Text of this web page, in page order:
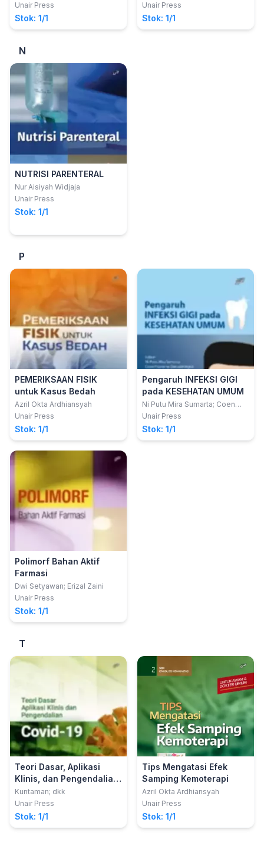
Unair Press
Stok: 1/1
Unair Press
Stok: 1/1
N
NUTRISI PARENTERAL
Nur Aisiyah Widjaja
Unair Press
Stok: 1/1
P
PEMERIKSAAN FISIK
untuk Kasus Bedah
Azril Okta Ardhiansyah
Unair Press
Stok: 1/1
Pengaruh INFEKSI GIGI
pada KESEHATAN UMUM
Ni Putu Mira Sumarta; Coen
Pramono D; David Buntoro
Unair Press
Stok: 1/1
Polimorf Bahan Aktif
Farmasi
Dwi Setyawan; Erizal Zaini
Unair Press
Stok: 1/1
T
Teori Dasar, Aplikasi
Klinis, dan Pengendalian
Covid-19
Kuntaman; dkk
Unair Press
Stok: 1/1
Tips Mengatasi Efek
Samping Kemoterapi
Azril Okta Ardhiansyah
Unair Press
Stok: 1/1